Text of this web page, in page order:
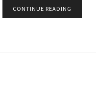
CONTINUE READING